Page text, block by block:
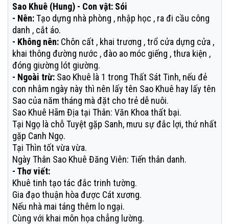
Sao Khuê (Hung) - Con vật: Sói
- Nên:Tạo dựng nhà phòng , nhập học , ra đi cầu công
danh , cắt áo.
- Không nên: Chôn cất , khai trương , trổ cửa dựng cửa ,
khai thông đường nước , đào ao móc giếng , thưa kiện ,
đóng giường lót giường.
- Ngoài trừ: Sao Khuê là 1 trong Thất Sát Tinh, nếu đẻ
con nhằm ngày này thì nên lấy tên Sao Khuê hay lấy tên
Sao của năm tháng mà đặt cho trẻ dễ nuôi.
Sao Khuê Hãm Địa tại Thân: Văn Khoa thất bại.
Tại Ngọ là chỗ Tuyệt gặp Sanh, mưu sự đắc lợi, thứ nhất
gặp Canh Ngọ.
Tại Thìn tốt vừa vừa.
Ngày Thân Sao Khuê Đăng Viên: Tiến thân danh.
- Thơ viết:
Khuê tinh tạo tác đắc trinh tường.
Gia đạo thuận hòa được Cát xương.
Nếu nhà mai táng thêm lo ngại.
Cùng với khai môn họa chẳng lường.